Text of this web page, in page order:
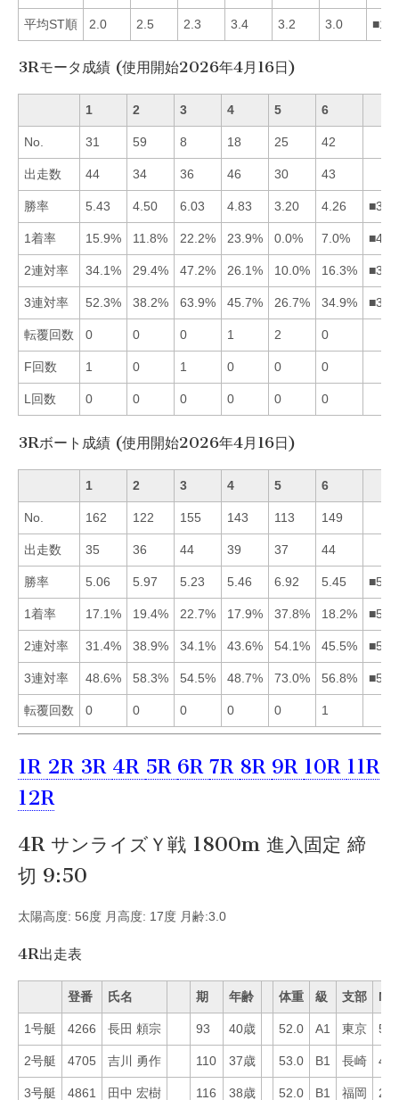
平均ST順 2.0 2.5 2.3 3.4 3.2 3.0
3Rモータ成績 (使用開始2026年4月16日)
1 2 3 4 5 6
No. 31 59 8 18 25 42
出走数 44 34 36 46 30 43
勝率 5.43 4.50 6.03 4.83 3.20 4.26
1着率 15.9% 11.8% 22.2% 23.9% 0.0% 7.0%
2連対率 34.1% 29.4% 47.2% 26.1% 10.0% 16.3%
3連対率 52.3% 38.2% 63.9% 45.7% 26.7% 34.9%
転覆回数 0 0 0 1 2 0
F回数 1 0 1 0 0 0
L回数 0 0 0 0 0 0
3Rボート成績 (使用開始2026年4月16日)
1 2 3 4 5 6
No. 162 122 155 143 113 149
出走数 35 36 44 39 37 44
勝率 5.06 5.97 5.23 5.46 6.92 5.45
1着率 17.1% 19.4% 22.7% 17.9% 37.8% 18.2%
2連対率 31.4% 38.9% 34.1% 43.6% 54.1% 45.5%
3連対率 48.6% 58.3% 54.5% 48.7% 73.0% 56.8%
転覆回数 0 0 0 0 0 1
1R 2R 3R 4R 5R 6R 7R 8R 9R 10R 11R
12R
4R サンライズＹ戦 1800m 進入固定 締
切 9:50
太陽高度: 56度 月高度: 17度 月齢:3.0
4R出走表
登番 氏名 期 年齢 体重 級 支部 Mo
1号艇 4266 長田 頼宗 93 40歳 52.0 A1 東京 54
2号艇 4705 吉川 勇作 110 37歳 53.0 B1 長崎 49
3号艇 4861 田中 宏樹 116 38歳 52.0 B1 福岡 24